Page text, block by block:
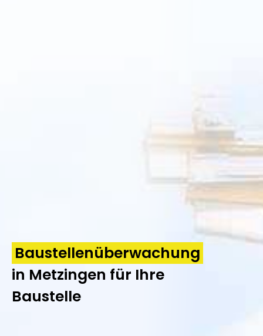
Baustellenüberwachung
in Metzingen für Ihre
Baustelle